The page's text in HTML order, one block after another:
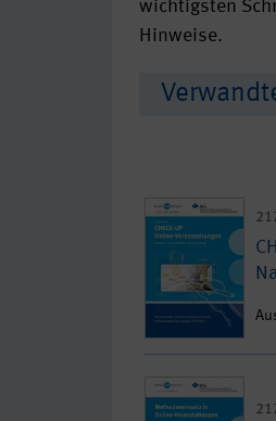
wichtigsten
Hinweise.